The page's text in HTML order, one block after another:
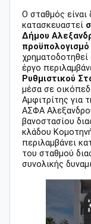
O σταθμός
κατασκευαστεί
Δήμου
έργο
Ρυθμιστικού
μέσα σε
Αμφιτρίτης
ΑΣΦΑ
βανοστασίου
κλάδου
περιλαμβάνει
του σταθμού
συνολικής